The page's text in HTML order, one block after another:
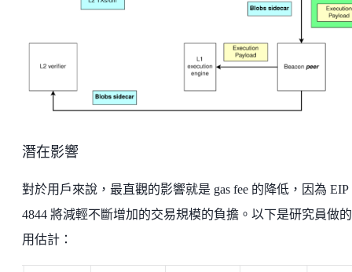
潛在影響
對於用戶來說，最直觀的影響就是 gas fee 的降低，因為 EIP
4844 將減輕不斷增加的交易規模的負擔。以下是研究員做
用估計：